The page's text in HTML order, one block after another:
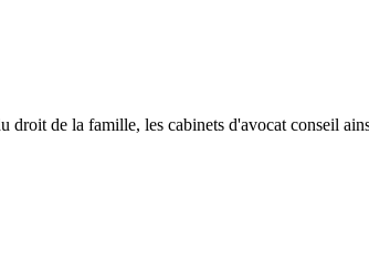
de la famille, les cabinets d'avocat conseil